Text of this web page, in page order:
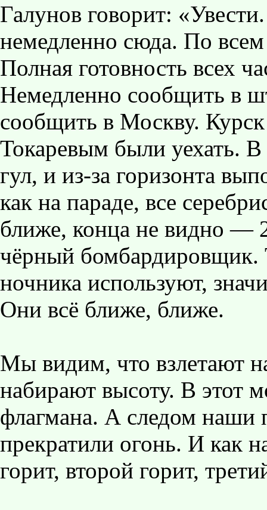
Галунов говорит:
немедленно сюда. По
Полная готовность всех
Немедленно сообщить в
сообщить в Москву.
Токаревым были уехать. В
гул, и из-за горизонта
как на параде, все
ближе, конца не видно —
чёрный бомбардировщик.
ночника используют,
Они всё ближе, ближе.
Мы видим, что взлетают
набирают высоту. В этот
флагмана. А следом наши
прекратили огонь. И как
горит, второй горит,